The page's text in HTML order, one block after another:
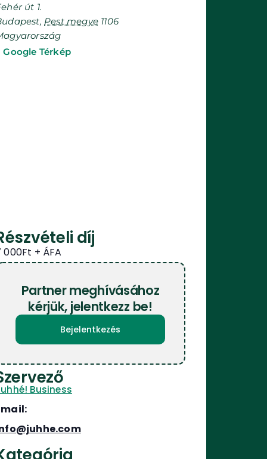
út 1.
, Pest megye 1106
Google Térkép
díj
000Ft
Partner meghívásához
kérjük, jelentkezz be!
Bejelentkezés
Business